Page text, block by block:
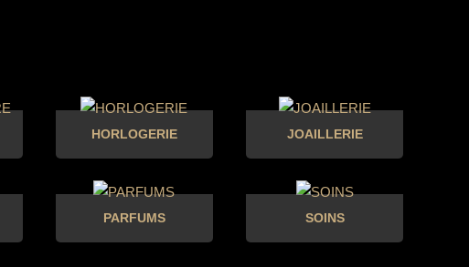
HORLOGERIE JOAILLERIE
PARFUMS SOINS